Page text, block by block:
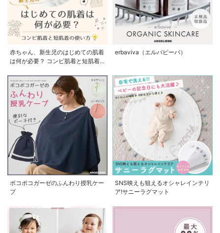
赤ちゃん、新生児のはじめての肌着
は何が必要？ コンビ肌着と短肌着
erbaviva（エルバビーバ）
ポコポコガーゼのふんわり授乳ケー
プ
SNS映えも狙えるオシャレインテリ
ア!サニーラグマット